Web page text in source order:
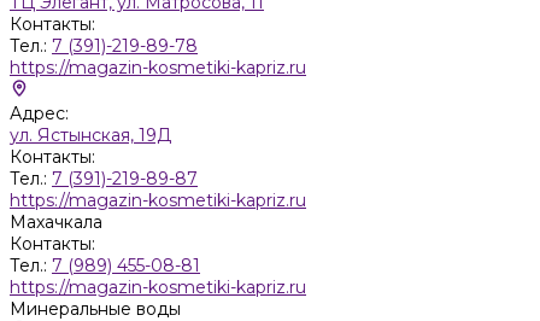
Контакты:
Тел.: 7 (391)-219-89-78
https://magazin-kosmetiki-kapriz.ru
Адрес:
ул. Ястынская, 19Д
Контакты:
Тел.: 7 (391)-219-89-87
https://magazin-kosmetiki-kapriz.ru
Махачкала
Контакты:
Тел.: 7 (989) 455-08-81
https://magazin-kosmetiki-kapriz.ru
Минеральные воды